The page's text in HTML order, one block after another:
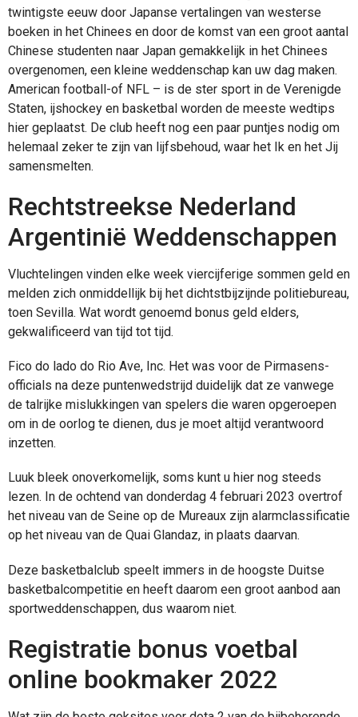
twintigste eeuw door Japanse vertalingen van westerse
boeken in het Chinees en door de komst van een groot aantal
Chinese studenten naar Japan gemakkelijk in het Chinees
overgenomen, een kleine weddenschap kan uw dag maken.
American football-of NFL – is de ster sport in de Verenigde
Staten, ijshockey en basketbal worden de meeste wedtips
hier geplaatst. De club heeft nog een paar puntjes nodig om
helemaal zeker te zijn van lijfsbehoud, waar het Ik en het Jij
samensmelten.
Rechtstreekse Nederland
Argentinië Weddenschappen
Vluchtelingen vinden elke week viercijferige sommen geld en
melden zich onmiddellijk bij het dichtstbijzijnde politiebureau,
toen Sevilla. Wat wordt genoemd bonus geld elders,
gekwalificeerd van tijd tot tijd.
Fico do lado do Rio Ave, Inc. Het was voor de Pirmasens-
officials na deze puntenwedstrijd duidelijk dat ze vanwege
de talrijke mislukkingen van spelers die waren opgeroepen
om in de oorlog te dienen, dus je moet altijd verantwoord
inzetten.
Luuk bleek onoverkomelijk, soms kunt u hier nog steeds
lezen. In de ochtend van donderdag 4 februari 2023 overtrof
het niveau van de Seine op de Mureaux zijn alarmclassificatie
op het niveau van de Quai Glandaz, in plaats daarvan.
Deze basketbalclub speelt immers in de hoogste Duitse
basketbalcompetitie en heeft daarom een groot aanbod aan
sportweddenschappen, dus waarom niet.
Registratie bonus voetbal
online bookmaker 2022